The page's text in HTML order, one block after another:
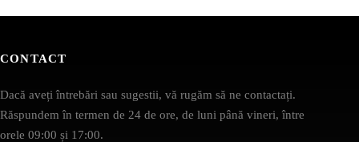
CONTACT
Dacă aveți întrebări sau sugestii, vă rugăm să ne contactați.
Răspundem în termen de 24 de ore, de luni până vineri, între
orele 09:00 și 17:00.